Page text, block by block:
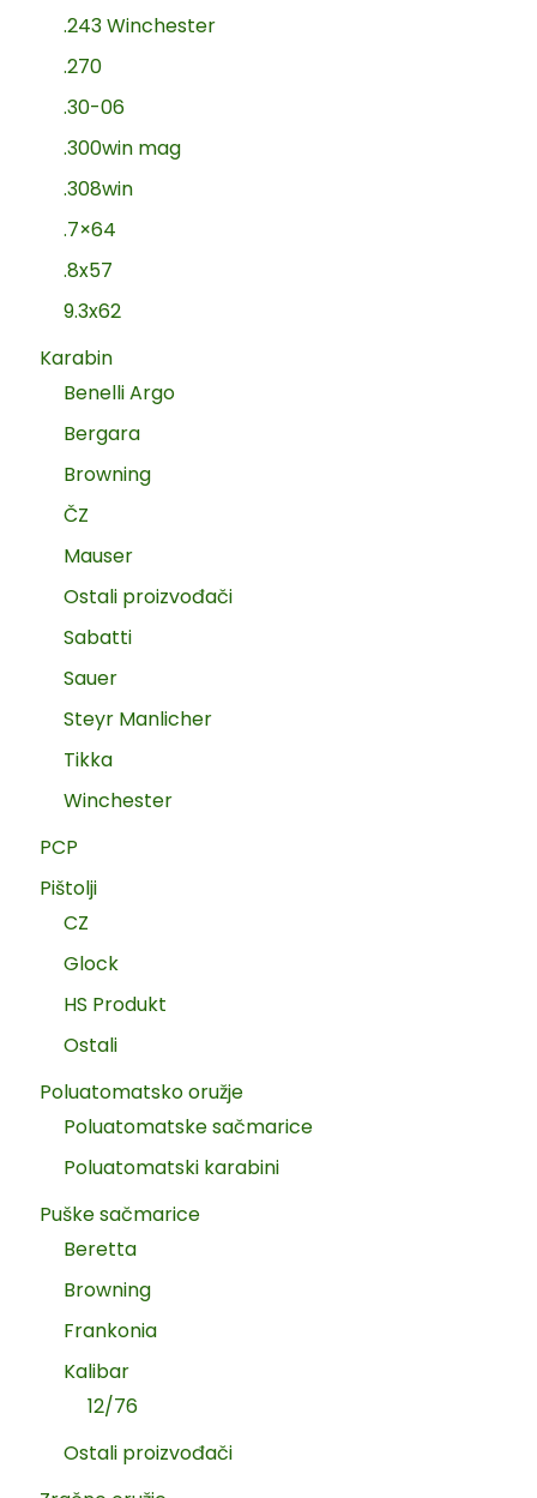
.243 Winchester
.270
.30-06
.300win mag
.308win
.7×64
.8x57
9.3x62
Karabin
Benelli Argo
Bergara
Browning
ČZ
Mauser
Ostali proizvođači
Sabatti
Sauer
Steyr Manlicher
Tikka
Winchester
PCP
Pištolji
CZ
Glock
HS Produkt
Ostali
Poluatomatsko oružje
Poluatomatske sačmarice
Poluatomatski karabini
Puške sačmarice
Beretta
Browning
Frankonia
Kalibar
12/76
Ostali proizvođači